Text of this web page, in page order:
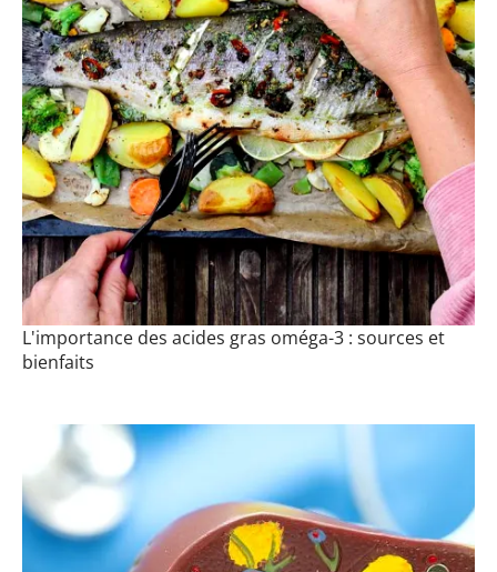
L'importance des acides gras oméga-3 : sources et
bienfaits